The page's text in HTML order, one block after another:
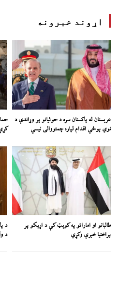
اړوند خبرونه
عربستان له پاکستان سره د حوثیانو پر وړاندې د
نوي پوځي اقدام لپاره چمتووالی نیسي
طالبانو او اماراتو په کوېټ کې د اړیکو پر
پراختیا خبرې وکړي
د
د